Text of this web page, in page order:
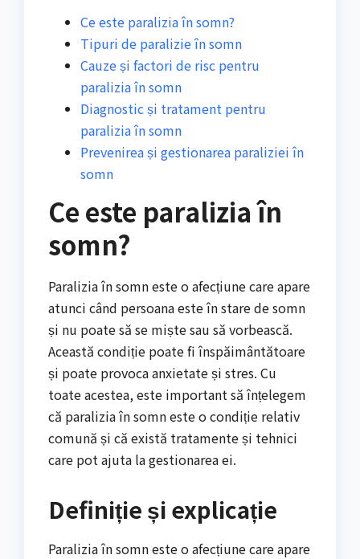
Ce este paralizia în somn?
Tipuri de paralizie în somn
Cauze și factori de risc pentru
paralizia în somn
Diagnostic și tratament pentru
paralizia în somn
Prevenirea și gestionarea paraliziei în
somn
Ce este paralizia în
somn?
Paralizia în somn este o afecțiune care apare
atunci când persoana este în stare de somn
și nu poate să se miște sau să vorbească.
Această condiție poate fi înspăimântătoare
și poate provoca anxietate și stres. Cu
toate acestea, este important să înțelegem
că paralizia în somn este o condiție relativ
comună și că există tratamente și tehnici
care pot ajuta la gestionarea ei.
Definiție și explicație
Paralizia în somn este o afecțiune care apare